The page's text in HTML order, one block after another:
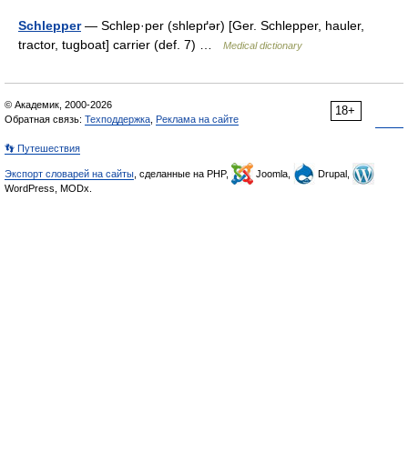
Schlepper— Schlep·per (shlepґər) [Ger. Schlepper, hauler,
tractor, tugboat] carrier (def. 7) …
Medical dictionary
18+
© Академик, 2000-2026
Обратная связь: Техподдержка Реклама на сайте
👣 Путешествия
Экспорт словарей на сайты , сделанные на PHP, Joomla,
Drupal,
WordPress, MODx.